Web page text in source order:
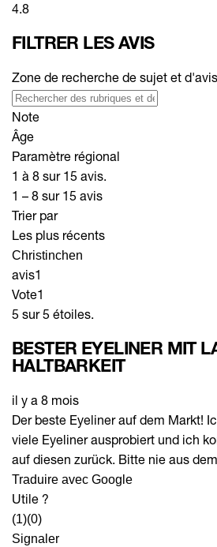
4.8
FILTRER LES AVIS
Zone de recherche de sujet et d'avis
Note
Âge
Paramètre régional
1 à 8 sur 15 avis.
1 – 8 sur 15 avis
Trier par
Les plus récents
Christinchen
avis1
Vote1
5 sur 5 étoiles.
BESTER EYELINER MIT
HALTBARKEIT
il y a 8 mois
Der beste Eyeliner auf dem Markt!
viele Eyeliner ausprobiert und ich
auf diesen zurück. Bitte nie aus
Traduire avec Google
Utile ?
(1)(0)
Signaler